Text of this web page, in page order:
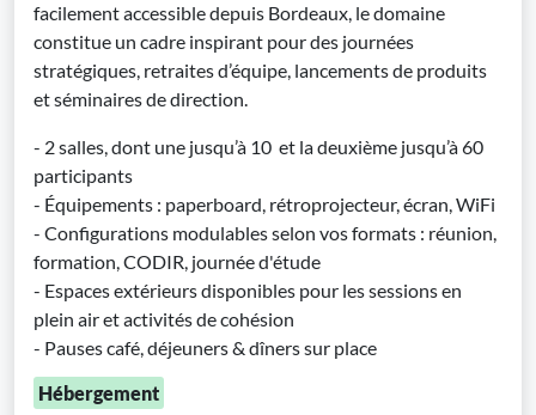
facilement accessible depuis Bordeaux, le domaine
constitue un cadre inspirant pour des journées
stratégiques, retraites d’équipe, lancements de produits
et séminaires de direction.
- 2 salles, dont une jusqu’à 10 et la deuxième jusqu’à 60
participants
- Équipements : paperboard, rétroprojecteur, écran, WiFi
- Configurations modulables selon vos formats : réunion,
formation, CODIR, journée d'étude
- Espaces extérieurs disponibles pour les sessions en
plein air et activités de cohésion
- Pauses café, déjeuners & dîners sur place
Hébergement